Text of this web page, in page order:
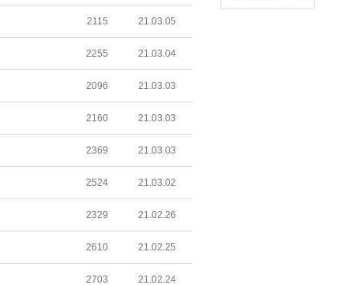
2115 21.03.05
2255 21.03.04
2096 21.03.03
2160 21.03.03
2369 21.03.03
2524 21.03.02
2329 21.02.26
2610 21.02.25
2703 21.02.24